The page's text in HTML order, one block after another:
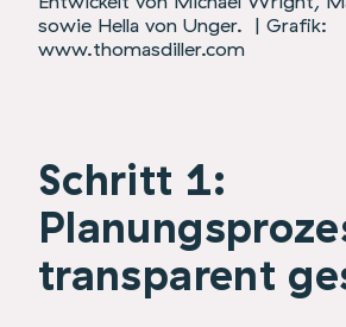
sowie Hella von Unger. | Grafik:
www.thomasdiller.com
Schritt 1:
transparent